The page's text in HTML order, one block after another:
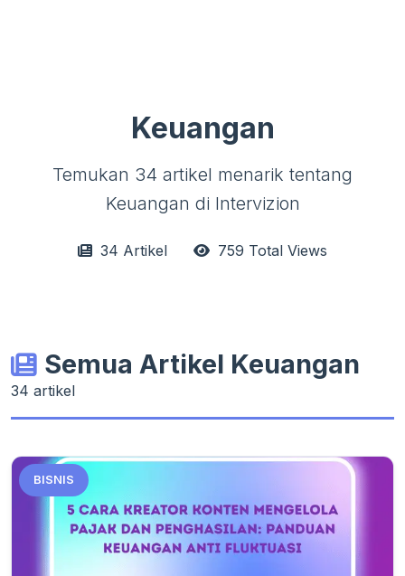
Keuangan
Temukan 34 artikel menarik tentang
Keuangan di Intervizion
34 Artikel 759 Total Views
Semua Artikel Keuangan
34 artikel
BISNIS